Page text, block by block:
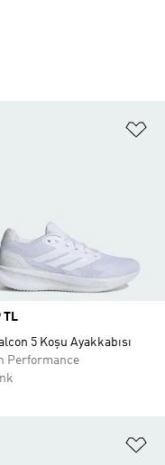
TL
5 Koşu Ayakkabısı
Performance